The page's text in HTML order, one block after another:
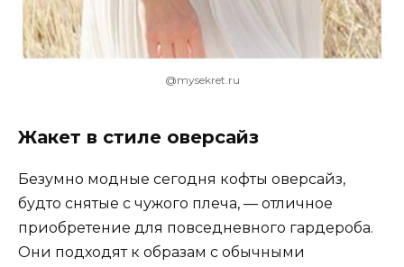
@mysekret.ru
Жакет в стиле оверсайз
Безумно модные сегодня кофты оверсайз,
будто снятые с чужого плеча, — отличное
приобретение для повседневного гардероба.
Они подходят к образам с обычными